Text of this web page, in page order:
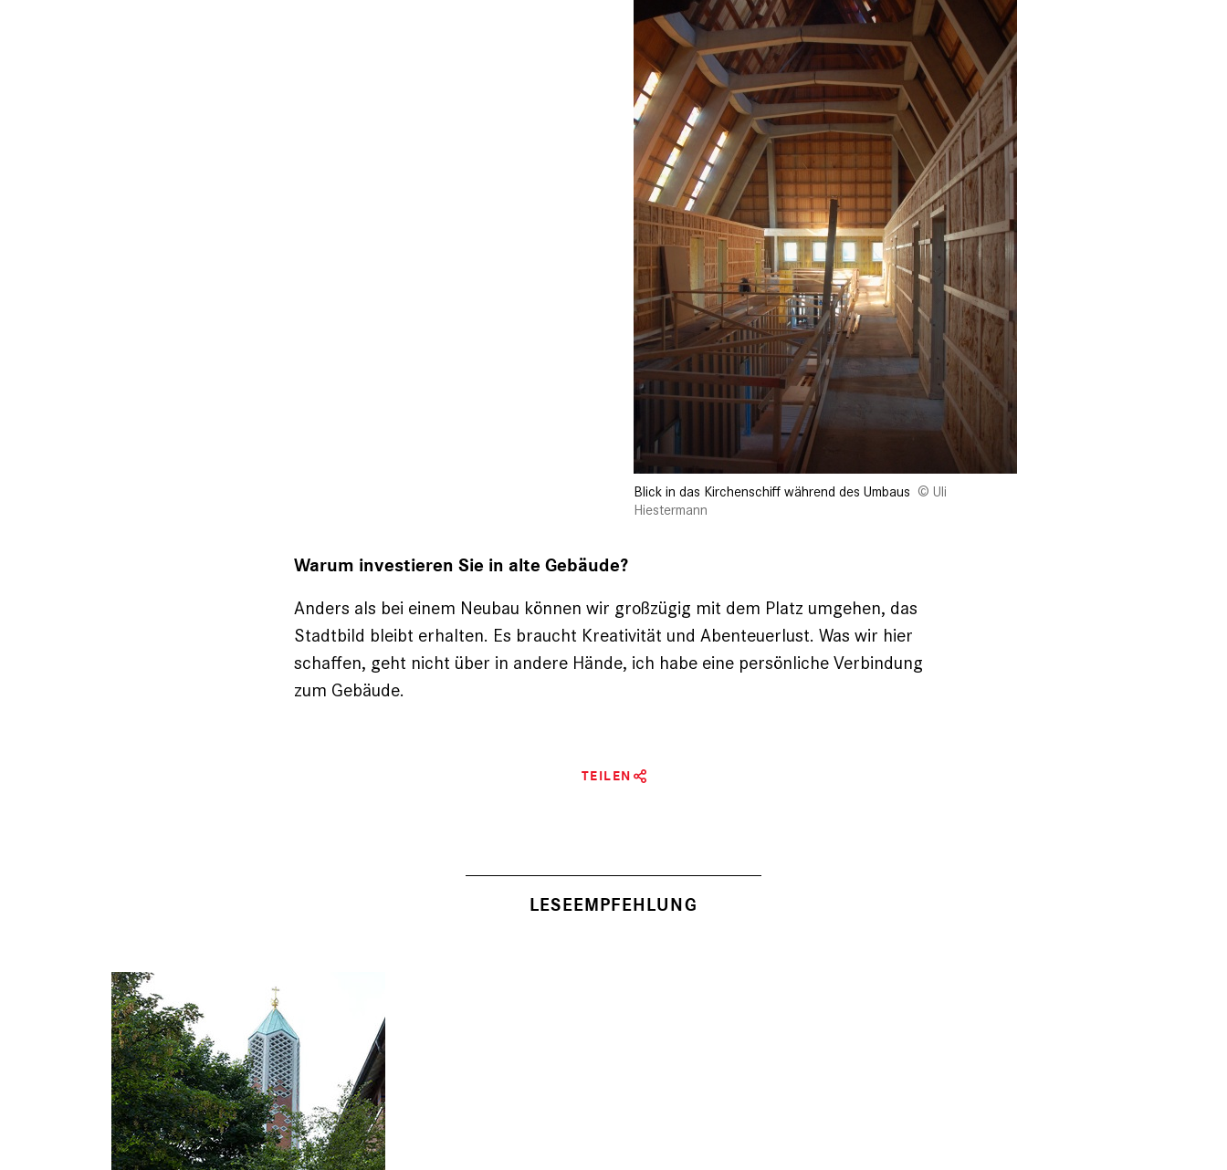
Blick in das Kirchenschiff während des Umbaus
Uli
Hiestermann
Warum investieren Sie in alte Gebäude?
Anders als bei einem Neubau können wir großzügig mit dem Platz umgehen, das
Stadtbild bleibt erhalten. Es braucht Kreativität und Abenteuerlust. Was wir hier
schaffen, geht nicht über in andere Hände, ich habe eine persönliche Verbindung
zum Gebäude.
TEILEN
LESEEMPFEHLUNG